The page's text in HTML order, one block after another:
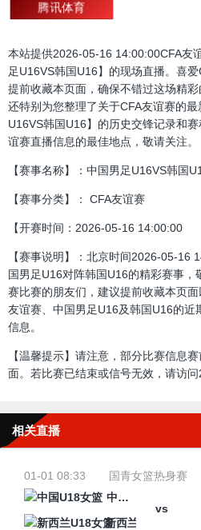
腾讯体育
本站提供2026-05-16 14:00:00CFA友
足U16VS韩国U16】的现场直播。喜
提前收藏本页面，确保不错过这场精
还特别为您整理了关于CFA友谊赛的
U16VS韩国U16】的历史交锋记录和
谊赛直播信息的最佳地点，敬请关注。
【赛事名称】：中国男足U16VS韩国
【赛事分类】： CFA友谊赛
【开赛时间：2026-05-16 14:00:00
【赛事说明】：北京时间2026-05-16
国男足U16对阵韩国U16的精彩赛事，
赛比赛的朋友们，建议提前收藏本页
友谊赛、中国男足U16及韩国U16的近
信息。
【温馨提示】请注意，部分比赛信息
面。若比赛已结束或信号无效，请访问
相关直播
01-01 08:33
国青女篮热身赛
中国U18女篮
vs
新西兰U18女篮